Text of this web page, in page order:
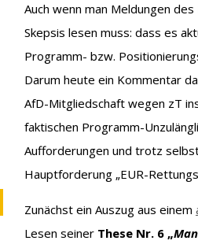
Auch wenn man Meldungen
Skepsis lesen muss: dass es
Programm- bzw.
Darum heute ein Kommentar
AfD-Mitgliedschaft wegen zT
faktischen Programm-
Aufforderungen und trotz
Hauptforderung „EUR-
Zunächst ein Auszug aus einem
Lesen seiner These Nr. 6 „